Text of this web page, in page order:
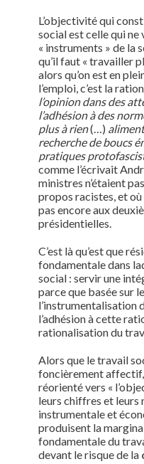
L’objectivité qui
social est celle qui ne
« instruments » de la
qu’il faut « travailler
alors qu’on est en
l’emploi, c’est la
l’opinion dans des
l’adhésion à des
plus à rien(…)
recherche de boucs
pratiques
comme l’écrivait
ministres n’étaient
propos racistes, et
pas encore aux
présidentielles.
C’est là qu’est que
fondamentale dans
social : servir une
parce que basée sur
l’instrumentalisation
l’adhésion à cette
rationalisation du
Alors que le travail
foncièrement
réorienté vers «
leurs chiffres et leurs
instrumentale et
produisent la
fondamentale du
devant le risque de la